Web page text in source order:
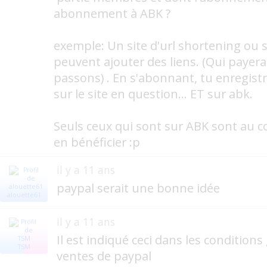
abonnement à ABK ?
exemple: Un site d'url shortening ou
peuvent ajouter des liens. (Qui
passons) . En s'abonnant, tu
sur le site en question... ET sur abk.
Seuls ceux qui sont sur ABK sont au
en bénéficier :p
alouette61
il y a 11 ans
paypal serait une bonne idée
TSM
il y a 11 ans
Il est indiqué ceci dans les conditions
ventes de paypal